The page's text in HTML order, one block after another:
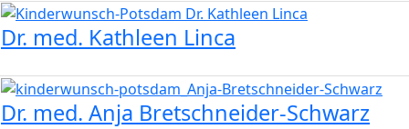
Bild
Dr. med. Kathleen Linca
Bild
Dr. med. Anja Bretschneider-Schwarz